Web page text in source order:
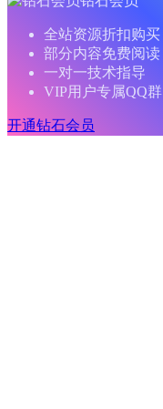
全站资源折扣购买
部分内容免费阅读
一对一技术指导
VIP用户专属QQ群
开通钻石会员